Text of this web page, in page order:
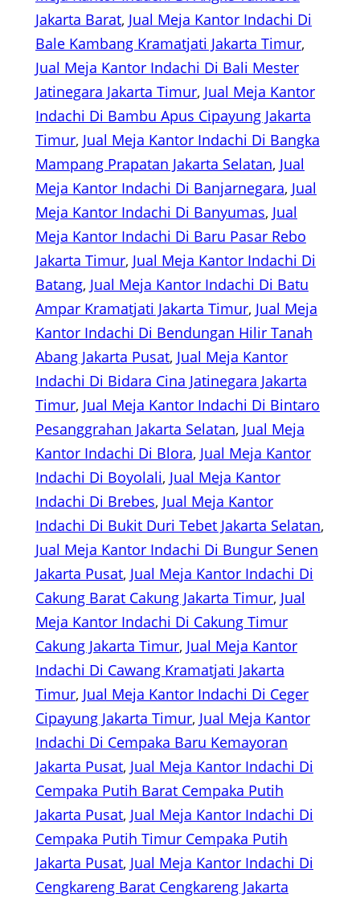
Jakarta Barat, Jual Meja Kantor Indachi Di
Bale Kambang Kramatjati Jakarta Timur
Jual Meja Kantor Indachi Di Bali Mester
Jatinegara Jakarta Timur, Jual Meja Kantor
Indachi Di Bambu Apus Cipayung Jakarta
Timur, Jual Meja Kantor Indachi Di Bangka
Mampang Prapatan Jakarta Selatan, Jual
Meja Kantor Indachi Di Banjarnegara, Jual
Meja Kantor Indachi Di Banyumas, Jual
Meja Kantor Indachi Di Baru Pasar Rebo
Jakarta Timur, Jual Meja Kantor Indachi Di
Batang, Jual Meja Kantor Indachi Di Batu
Ampar Kramatjati Jakarta Timur, Jual Meja
Kantor Indachi Di Bendungan Hilir Tanah
Abang Jakarta Pusat, Jual Meja Kantor
Indachi Di Bidara Cina Jatinegara Jakarta
Timur, Jual Meja Kantor Indachi Di Bintaro
Pesanggrahan Jakarta Selatan, Jual Meja
Kantor Indachi Di Blora, Jual Meja Kantor
Indachi Di Boyolali, Jual Meja Kantor
Indachi Di Brebes, Jual Meja Kantor
Indachi Di Bukit Duri Tebet Jakarta Selatan
Jual Meja Kantor Indachi Di Bungur Senen
Jakarta Pusat, Jual Meja Kantor Indachi Di
Cakung Barat Cakung Jakarta Timur, Jual
Meja Kantor Indachi Di Cakung Timur
Cakung Jakarta Timur, Jual Meja Kantor
Indachi Di Cawang Kramatjati Jakarta
Timur, Jual Meja Kantor Indachi Di Ceger
Cipayung Jakarta Timur, Jual Meja Kantor
Indachi Di Cempaka Baru Kemayoran
Jakarta Pusat, Jual Meja Kantor Indachi Di
Cempaka Putih Barat Cempaka Putih
Jakarta Pusat, Jual Meja Kantor Indachi Di
Cempaka Putih Timur Cempaka Putih
Jakarta Pusat, Jual Meja Kantor Indachi Di
Cengkareng Barat Cengkareng Jakarta